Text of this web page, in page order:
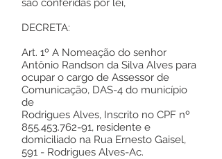
são conferidas por lei,
DECRETA:
Art. 1º A Nomeação do senhor
Antônio Randson da Silva Alves para
ocupar o cargo de Assessor de
Comunicação, DAS-4 do município
de
Rodrigues Alves, Inscrito no CPF nº
855.453.762-91, residente e
domiciliado na Rua Ernesto Gaisel,
591 - Rodrigues Alves-Ac.